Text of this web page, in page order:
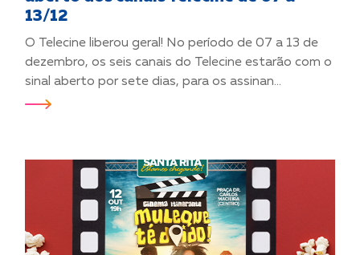
13/12
O Telecine liberou geral! No período de 07 a 13 de
dezembro, os seis canais do Telecine estarão com o
sinal aberto por sete dias, para os assinan...